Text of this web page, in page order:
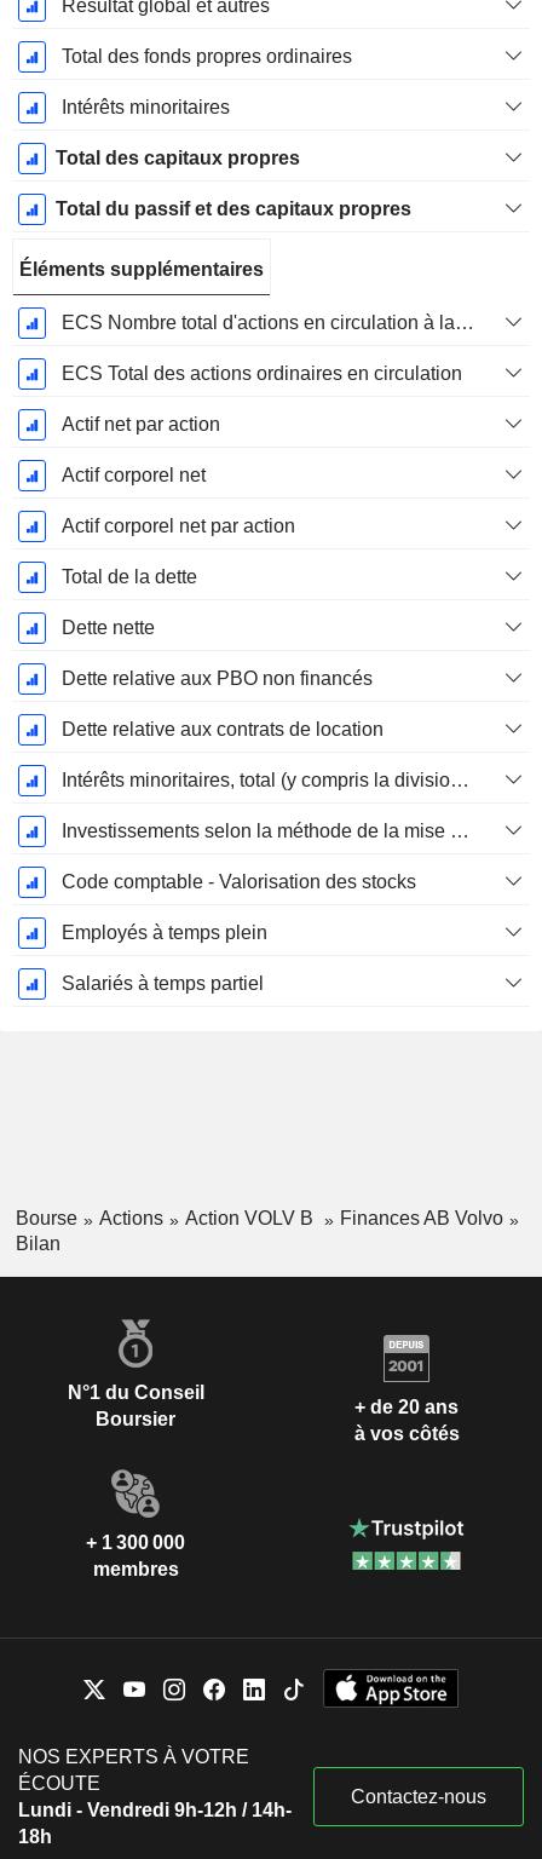
Résultat global et autres
Total des fonds propres ordinaires
Intérêts minoritaires
Total des capitaux propres
Total du passif et des capitaux propres
Éléments supplémentaires
ECS Nombre total d'actions en circulation à la date de dépôt
ECS Total des actions ordinaires en circulation
Actif net par action
Actif corporel net
Actif corporel net par action
Total de la dette
Dette nette
Dette relative aux PBO non financés
Dette relative aux contrats de location
Intérêts minoritaires, total (y compris la division financière)
Investissements selon la méthode de la mise en équivalence, total
Code comptable - Valorisation des stocks
Employés à temps plein
Salariés à temps partiel
Bourse Actions Action VOLV B
Finances AB Volvo
Bilan
N°1 du Conseil
Boursier
+ de 20 ans
à vos côtés
+ 1 300 000
membres
NOS EXPERTS À VOTRE
ÉCOUTE
Lundi - Vendredi 9h-12h / 14h-
18h
Contactez-nous